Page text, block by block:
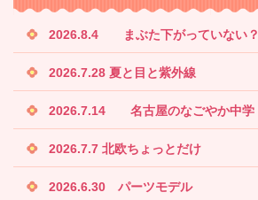
2026.8.4 まぶた下がっていない？
2026.7.28 夏と目と紫外線
2026.7.14 名古屋のなごやか中学
2026.7.7 北欧ちょっとだけ
2026.6.30 パーツモデル